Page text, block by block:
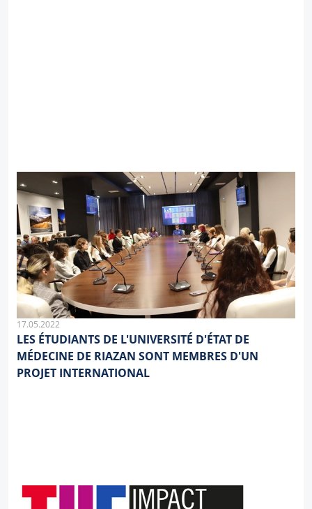
17.05.2022
LES ÉTUDIANTS DE L'UNIVERSITÉ D'ÉTAT DE
MÉDECINE DE RIAZAN SONT MEMBRES D'UN
PROJET INTERNATIONAL